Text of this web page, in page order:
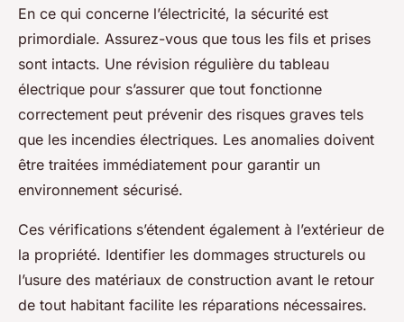
En ce qui concerne l’électricité, la sécurité est
primordiale. Assurez-vous que tous les fils et prises
sont intacts. Une révision régulière du tableau
électrique pour s’assurer que tout fonctionne
correctement peut prévenir des risques graves tels
que les incendies électriques. Les anomalies doivent
être traitées immédiatement pour garantir un
environnement sécurisé.
Ces vérifications s’étendent également à l’extérieur de
la propriété. Identifier les dommages structurels ou
l’usure des matériaux de construction avant le retour
de tout habitant facilite les réparations nécessaires.